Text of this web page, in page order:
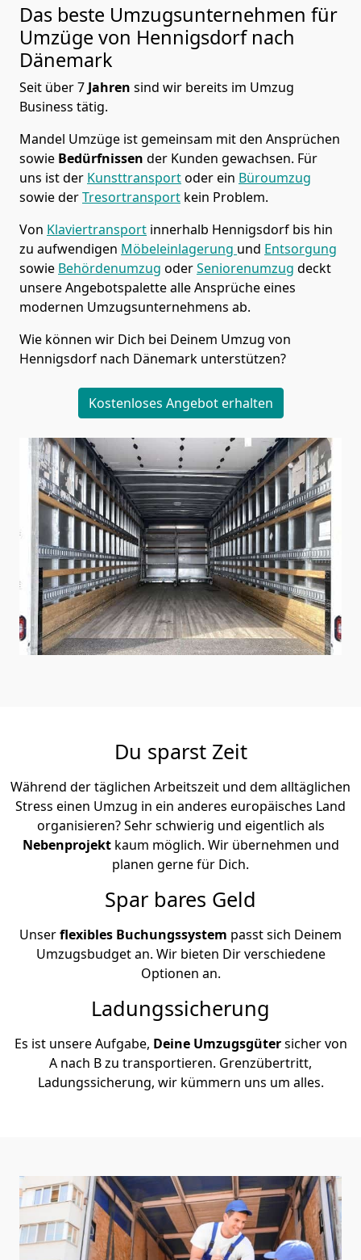
Das beste Umzugsunternehmen für
Umzüge von Hennigsdorfnach
Dänemark
Seit über7 Jahren sind wir bereits im Umzug
Business tätig.
Mandel Umzüge ist gemeinsam mit den Ansprüchen
sowie Bedürfnissen der Kunden gewachsen. Für
uns ist der Kunsttransportoder ein Büroumzug
sowie derTresortransport kein Problem.
Von Klaviertransport innerhalb Hennigsdorf bis hin
zu aufwendigen Möbeleinlagerung und Entsorgung
sowie Behördenumzug oderSeniorenumzug deckt
unsere Angebotspalette alle Ansprüche eines
modernen Umzugsunternehmens ab.
Wie können wir Dich bei Deinem Umzug von
Hennigsdorf nach Dänemark unterstützen?
Kostenloses Angebot erhalten
Du sparst Zeit
Während der täglichen Arbeitszeit und dem alltäglichen
Stress einen Umzug in ein anderes europäisches Land
organisieren? Sehr schwierig und eigentlich als
Nebenprojekt kaum möglich. Wir übernehmen und
planen gerne für Dich.
Spar bares Geld
Unserflexibles Buchungssystem passt sich Deinem
Umzugsbudget an. Wir bieten Dir verschiedene
Optionen an.
Ladungssicherung
Es ist unsere Aufgabe, Deine Umzugsgütersicher von
A nach B zu transportieren. Grenzübertritt,
Ladungssicherung, wir kümmern uns um alles.